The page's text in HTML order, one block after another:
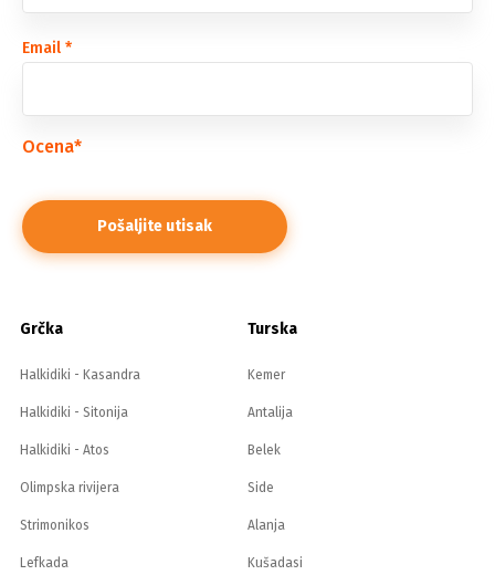
Email *
Ocena*
Grčka
Halkidiki - Kasandra
Halkidiki - Sitonija
Halkidiki - Atos
Olimpska rivijera
Strimonikos
Lefkada
Turska
Kemer
Antalija
Belek
Side
Alanja
Kušadasi